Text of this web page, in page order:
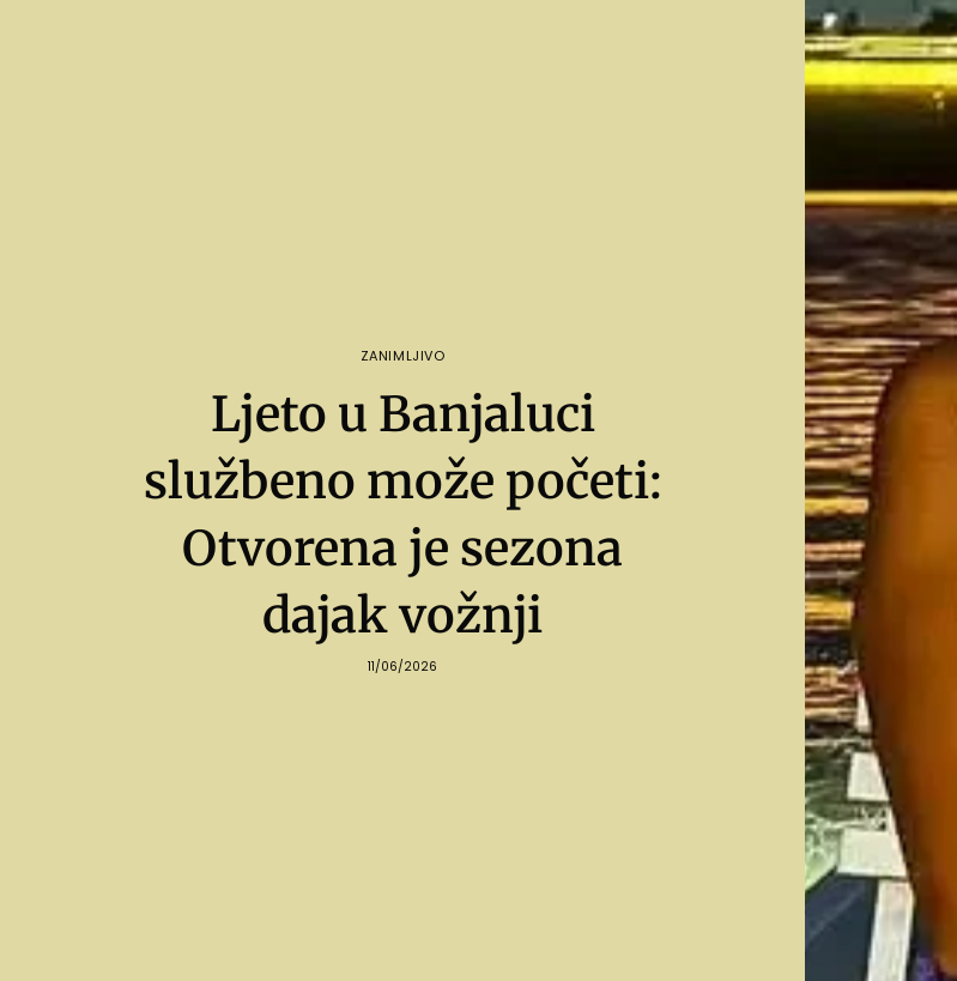
ZANIMLJIVO
Ljeto u Banjaluci
službeno može početi:
Otvorena je sezona
dajak vožnji
11/06/2026